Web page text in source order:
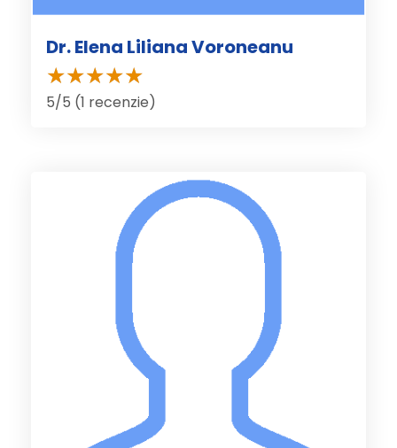
Dr. Elena Liliana Voroneanu
5/5 (1 recenzie)